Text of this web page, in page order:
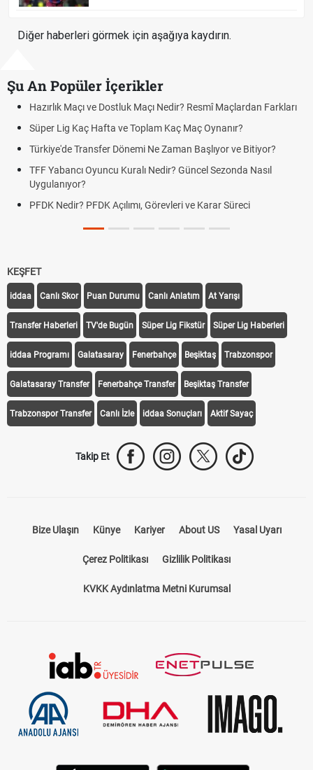
Diğer haberleri görmek için aşağıya kaydırın.
Şu An Popüler İçerikler
Hazırlık Maçı ve Dostluk Maçı Nedir? Resmî Maçlardan Farkları
Süper Lig Kaç Hafta ve Toplam Kaç Maç Oynanır?
Türkiye'de Transfer Dönemi Ne Zaman Başlıyor ve Bitiyor?
TFF Yabancı Oyuncu Kuralı Nedir? Güncel Sezonda Nasıl
Uygulanıyor?
PFDK Nedir? PFDK Açılımı, Görevleri ve Karar Süreci
KEŞFET
iddaa Canlı Skor Puan Durumu Canlı Anlatım At Yarışı
Transfer Haberleri TV'de Bugün Süper Lig Fikstür Süper Lig Haberleri
iddaa Programı Galatasaray Fenerbahçe Beşiktaş Trabzonspor
Galatasaray Transfer Fenerbahçe Transfer Beşiktaş Transfer
Trabzonspor Transfer Canlı İzle iddaa Sonuçları Aktif Sayaç